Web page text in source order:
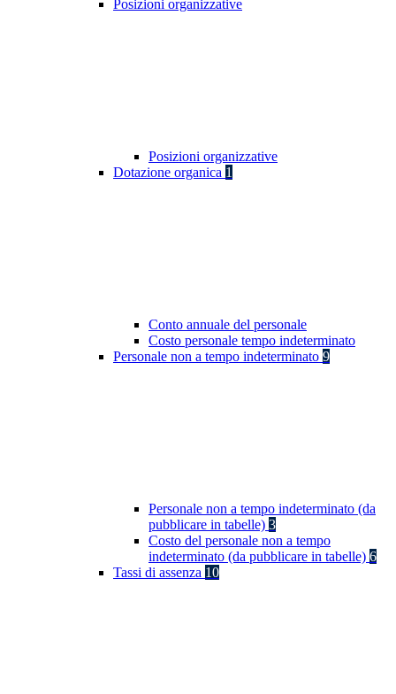
Posizioni organizzative
Posizioni organizzative
Dotazione organica 1
Conto annuale del personale
Costo personale tempo indeterminato
Personale non a tempo indeterminato 9
Personale non a tempo indeterminato (da
pubblicare in tabelle) 3
Costo del personale non a tempo
indeterminato (da pubblicare in tabelle) 6
Tassi di assenza 10